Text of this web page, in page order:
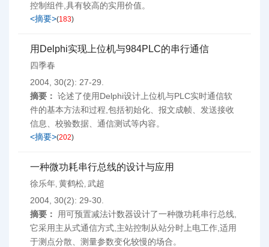
控制组件,具有较高的实用价值。
<摘要>(183)
用Delphi实现上位机与984PLC的串行通信
四季春
2004, 30(2): 27-29.
摘要： 论述了使用Delphi设计上位机与PLC实时通信软
件的基本方法和过程,包括初始化、报文成帧、发送接收
信息、校验数据、通信测试等内容。
<摘要>(202)
一种微功耗串行总线的设计与应用
徐乐年, 黄鹤松, 武超
2004, 30(2): 29-30.
摘要：
用可预置减法计数器设计了一种微功耗串行总线,
它采用主从式通信方式,主站控制从站分时上电工作,适用
于测点分散、测量参数变化较慢的场合。